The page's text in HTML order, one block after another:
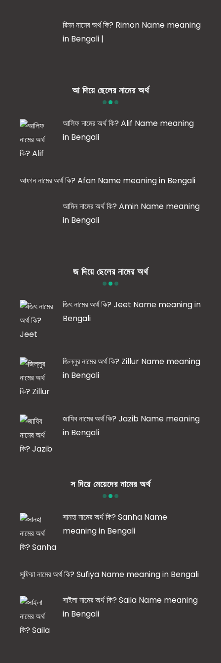
রিমন নামের অর্থ কি? Rimon Name meaning
in Bengali |
আ দিয়ে ছেলের নামের অর্থ
আলিফ নামের অর্থ কি? Alif Name meaning
in Bengali
আফান নামের অর্থ কি? Afan Name meaning in Bengali
আমিন নামের অর্থ কি? Amin Name meaning
in Bengali
জ দিয়ে ছেলের নামের অর্থ
জিৎ নামের অর্থ কি? Jeet Name meaning in
Bengali
জিল্লুর নামের অর্থ কি? Zillur Name meaning
in Bengali
জাযিব নামের অর্থ কি? Jazib Name meaning
in Bengali
স দিয়ে মেয়েদের নামের অর্থ
সানহা নামের অর্থ কি? Sanha Name
meaning in Bengali
সুফিয়া নামের অর্থ কি? Sufiya Name meaning in Bengali
সাইলা নামের অর্থ কি? Saila Name meaning
in Bengali